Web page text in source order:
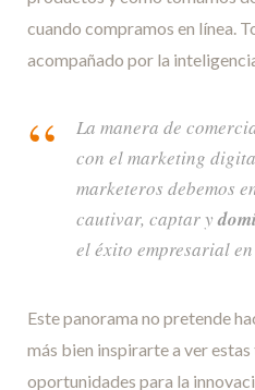
cuando compramos en línea.
acompañado por la
La manera de
con el marketing
marketeros debemos
cautivar, captar y
el éxito empresarial
Este panorama no pretende
más bien inspirarte a ver
oportunidades para la